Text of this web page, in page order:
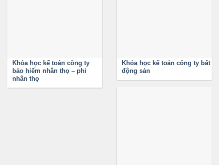
Khóa học kế toán công ty
bảo hiểm nhân thọ – phi
nhân thọ
Khóa học kế toán công ty bất
động sản